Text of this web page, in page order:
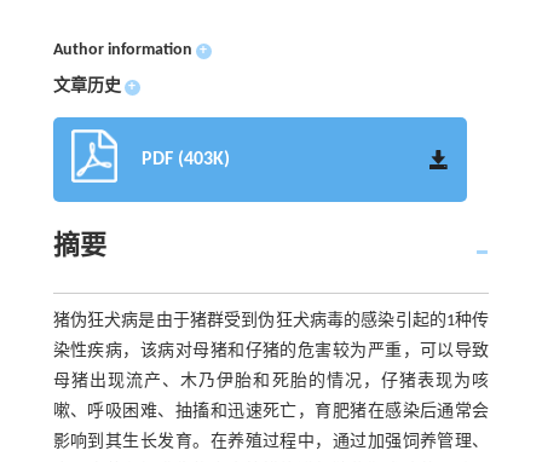
Author information +
文章历史 +
PDF (403K)
摘要
猪伪狂犬病是由于猪群受到伪狂犬病毒的感染引起的1种传
染性疾病，该病对母猪和仔猪的危害较为严重，可以导致
母猪出现流产、木乃伊胎和死胎的情况，仔猪表现为咳
嗽、呼吸困难、抽搐和迅速死亡，育肥猪在感染后通常会
影响到其生长发育。在养殖过程中，通过加强饲养管理、